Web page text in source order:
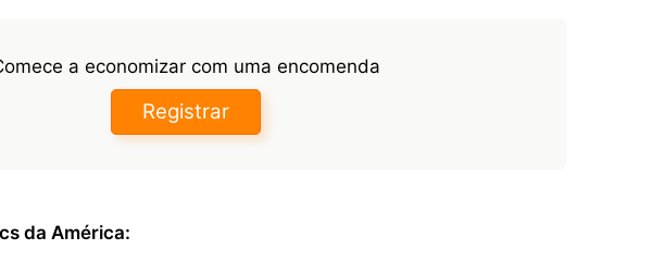
a economizar com uma encomenda
Registrar
da América: